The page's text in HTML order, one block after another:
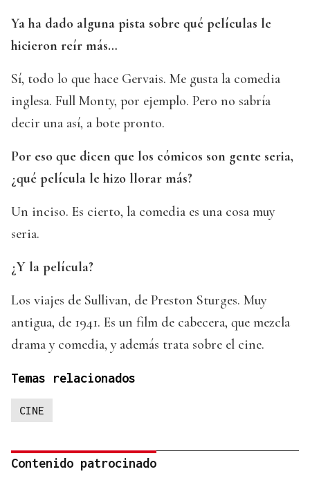
Ya ha dado alguna pista sobre qué películas le
hicieron reír más…
Sí, todo lo que hace Gervais. Me gusta la comedia
inglesa. Full Monty, por ejemplo. Pero no sabría
decir una así, a bote pronto.
Por eso que dicen que los cómicos son gente seria,
¿qué película le hizo llorar más?
Un inciso. Es cierto, la comedia es una cosa muy
seria.
¿Y la película?
Los viajes de Sullivan, de Preston Sturges. Muy
antigua, de 1941. Es un film de cabecera, que mezcla
drama y comedia, y además trata sobre el cine.
Temas relacionados
CINE
Contenido patrocinado